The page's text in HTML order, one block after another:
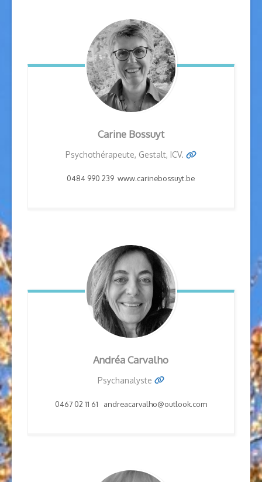
Carine Bossuyt
Psychothérapeute, Gestalt, ICV.
0484 990 239 www.carinebossuyt.be
Andréa Carvalho
Psychanalyste
0467 02 11 61 andreacarvalho@outlook.com